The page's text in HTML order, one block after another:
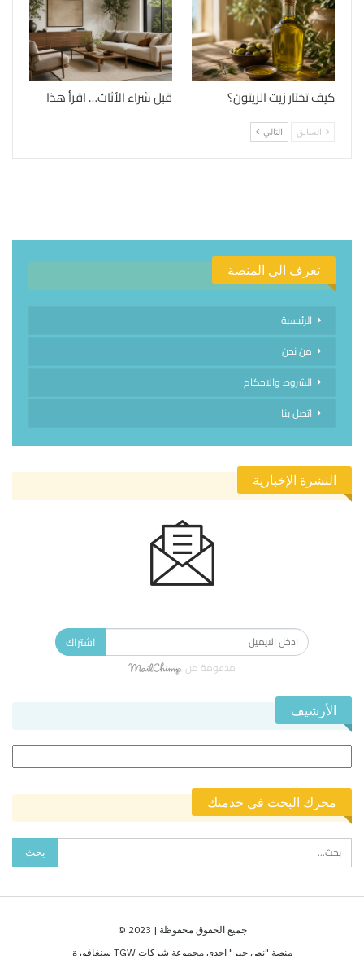
كيف تختار زيت الزيتون؟ قبل شراء الأثاث… اقرأ هذا
السابق التالي
تعرف الى المنصة
الرئيسية
من نحن
الشروط والاحكام
اتصل بنا
النشرة الإخبارية
اشتراك
مدعومة من
الأرشيف
محرك البحث في خدمتك
جميع الحقوق محفوظة | 2023 ©
منصة "نص خبر" احدى مجموعة شركات TGW سنغافورة